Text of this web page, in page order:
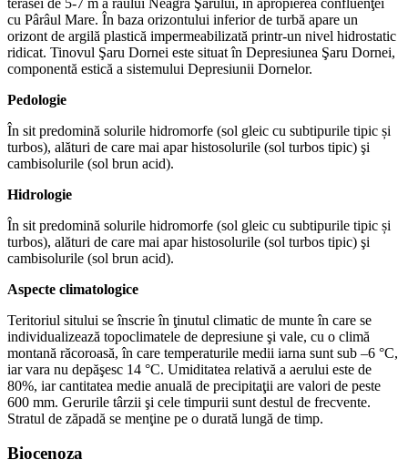
cu Pârâul Mare. În baza orizontului inferior de turbă apare un
orizont de argilă plastică impermeabilizată printr-un nivel hidrostatic
ridicat. Tinovul Şaru Dornei este situat în Depresiunea Şaru Dornei,
componentă estică a sistemului Depresiunii Dornelor.
Pedologie
În sit predomină solurile hidromorfe (sol gleic cu subtipurile tipic și
turbos), alături de care mai apar histosolurile (sol turbos tipic) şi
cambisolurile (sol brun acid).
Hidrologie
În sit predomină solurile hidromorfe (sol gleic cu subtipurile tipic și
turbos), alături de care mai apar histosolurile (sol turbos tipic) şi
cambisolurile (sol brun acid).
Aspecte climatologice
Teritoriul sitului se înscrie în ţinutul climatic de munte în care se
individualizează topoclimatele de depresiune şi vale, cu o climă
montană răcoroasă, în care temperaturile medii iarna sunt sub –6 °C,
iar vara nu depăşesc 14 °C. Umiditatea relativă a aerului este de
80%, iar cantitatea medie anuală de precipitaţii are valori de peste
600 mm. Gerurile târzii şi cele timpurii sunt destul de frecvente.
Stratul de zăpadă se menţine pe o durată lungă de timp.
Biocenoza